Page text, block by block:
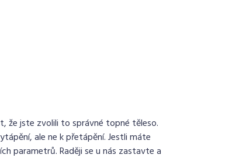
že jste zvolili to správné topné těleso.
ale ne k přetápění. Jestli máte
parametrů. Raději se u nás zastavte a